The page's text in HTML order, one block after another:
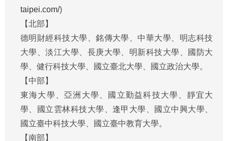
taipei.com/)
【北部】
德明財經科技大學、銘傳大學、中華大學、明志科技
大學、淡江大學、長庚大學、明新科技大學、國防大
學、健行科技大學、國立臺北大學、國立政治大學。
【中部】
東海大學、亞洲大學、國立勤益科技大學、靜宜大
學、國立雲林科技大學、逢甲大學、國立中興大學、
國立臺中科技大學、國立臺中教育大學。
【南部】